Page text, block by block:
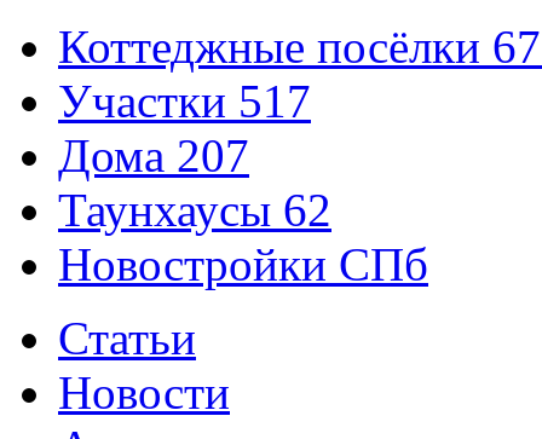
Коттеджные посёлки
Участки 517
Дома 207
Таунхаусы 62
Новостройки СПб
Статьи
Новости